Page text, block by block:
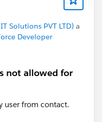
Solutions PVT LTD) a
Developer
not allowed for
user from contact.